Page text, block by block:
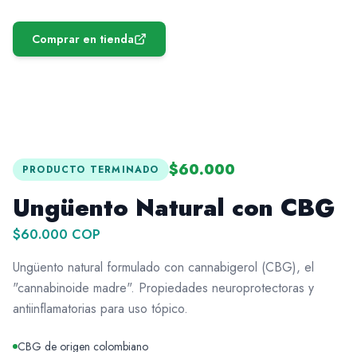
Comprar en tienda
PRODUCTO TERMINADO $60.000
Ungüento Natural con CBG
$60.000 COP
Ungüento natural formulado con cannabigerol (CBG), el
"cannabinoide madre". Propiedades neuroprotectoras y
antiinflamatorias para uso tópico.
CBG de origen colombiano